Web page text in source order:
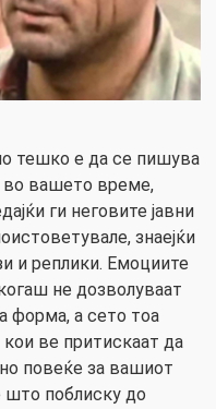
тешко е да се пишува
во вашето време,
ги неговите јавни
знаејќи
и реплики. Емоциите
не дозволуваат
форма, а сето тоа
ве притискаат да
повеќе за вашиот
што поблиску до